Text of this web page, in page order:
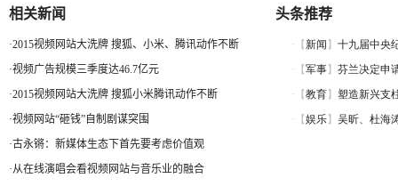
相关新闻
·2015视频网站大洗牌 搜狐、小米、腾讯动作不断
·视频广告规模三季度达46.7亿元
·2015视频网站大洗牌 搜狐小米腾讯动作不断
·视频网站“砸钱”自制剧谋突围
·古永锵：新媒体生态下首先要考虑价值观
·从在线演唱会看视频网站与音乐业的融合
头条推荐